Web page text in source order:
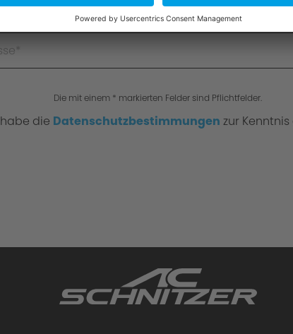
Die mit einem * markierten Felder sind Pflichtfelder.
die Datenschutzbestimmungen zur